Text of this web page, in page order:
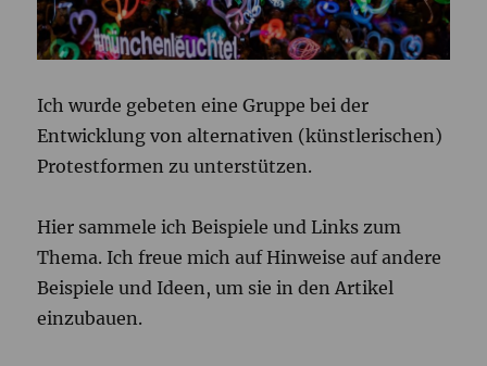
Ich wurde gebeten eine Gruppe bei der
Entwicklung von alternativen (künstlerischen)
Protestformen zu unterstützen.
Hier sammele ich Beispiele und Links zum
Thema. Ich freue mich auf Hinweise auf andere
Beispiele und Ideen, um sie in den Artikel
einzubauen.